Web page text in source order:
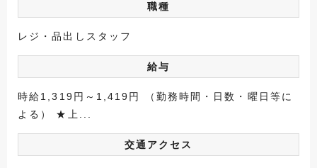
職種
レジ・品出しスタッフ
給与
時給1,319円～1,419円 （勤務時間・日数・曜日等に
よる） ★上...
交通アクセス